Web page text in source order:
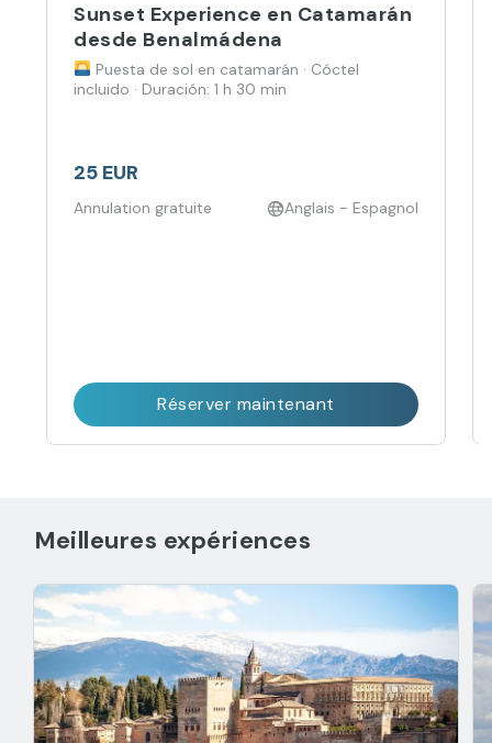
Sunset Experience en Catamarán
desde Benalmádena
Puesta de sol en catamarán · Cóctel
incluido · Duración: 1 h 30 min
25 EUR
Annulation gratuite Anglais - Espagnol
Réserver maintenant
Meilleures expériences